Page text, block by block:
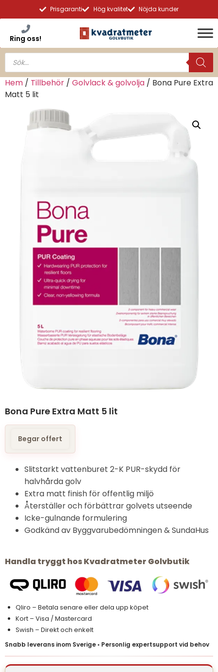
Prisgaranti Hög kvalitet Nöjda kunder
Ring oss!
Hem / Tillbehör / Golvlack & golvolja / Bona Pure Extra
Matt 5 lit
Bona Pure Extra Matt 5 lit
Begar offert
Slitstarkt vattenburet 2-K PUR-skydd för
halvhårda golv
Extra matt finish för offentlig miljö
Återställer och förbättrar golvets utseende
Icke-gulnande formulering
Godkänd av Byggvarubedömningen & SundaHus
Handla tryggt hos Kvadratmeter Golvbutik
Qliro – Betala senare eller dela upp köpet
Kort – Visa / Mastercard
Swish – Direkt och enkelt
Snabb leverans inom Sverige • Personlig expertsupport vid behov